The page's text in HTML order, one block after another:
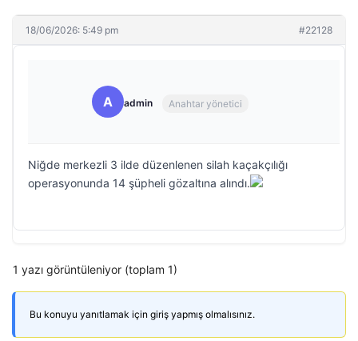
18/06/2026: 5:49 pm #22128
A admin Anahtar yönetici
Niğde merkezli 3 ilde düzenlenen silah kaçakçılığı
operasyonunda 14 şüpheli gözaltına alındı.
1 yazı görüntüleniyor (toplam 1)
Bu konuyu yanıtlamak için giriş yapmış olmalısınız.